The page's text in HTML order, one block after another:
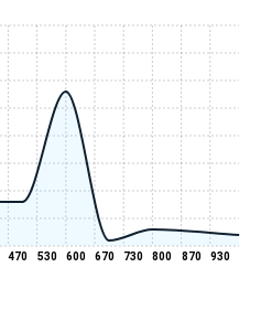
470 530 600 670 730 800 870 930